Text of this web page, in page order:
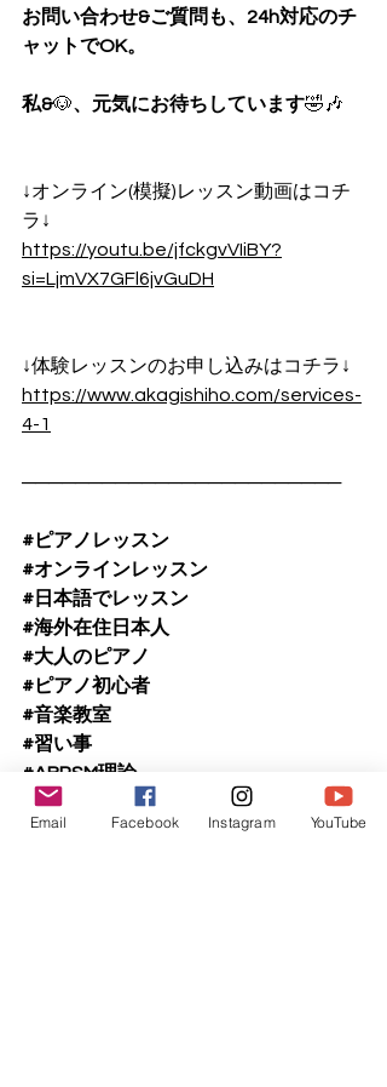
お問い合わせ&ご質問も、24h対応のチ
ャットでOK。
私&🐶、元気にお待ちしています🤣🎶
↓オンライン(模擬)レッスン動画はコチ
ラ↓
https://youtu.be/jfckgvVIiBY?
si=LjmVX7GFl6jvGuDH
↓体験レッスンのお申し込みはコチラ↓
https://www.akagishiho.com/services-
4-1
────────────────────────
#ピアノレッスン
#オンラインレッスン
#日本語でレッスン
#海外在住日本人
#大人のピアノ
#ピアノ初心者
#音楽教室
#習い事
#ABRSM理論
#ピアノ練習
Email Facebook Instagram YouTube